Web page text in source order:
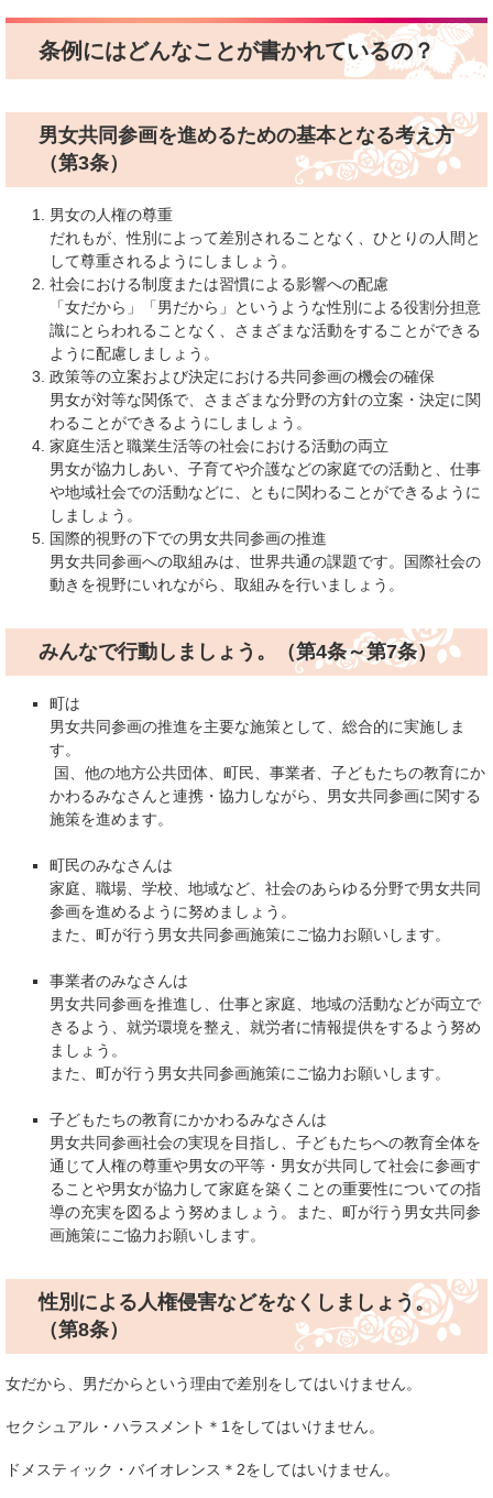
条例にはどんなことが書かれているの？
男女共同参画を進めるための基本となる考え方
（第3条）
男女の人権の尊重
だれもが、性別によって差別されることなく、ひとりの人間と
して尊重されるようにしましょう。
社会における制度または習慣による影響への配慮
「女だから」「男だから」というような性別による役割分担意
識にとらわれることなく、さまざまな活動をすることができる
ように配慮しましょう。
政策等の立案および決定における共同参画の機会の確保
男女が対等な関係で、さまざまな分野の方針の立案・決定に関
わることができるようにしましょう。
家庭生活と職業生活等の社会における活動の両立
男女が協力しあい、子育てや介護などの家庭での活動と、仕事
や地域社会での活動などに、ともに関わることができるように
しましょう。
国際的視野の下での男女共同参画の推進
男女共同参画への取組みは、世界共通の課題です。国際社会の
動きを視野にいれながら、取組みを行いましょう。
みんなで行動しましょう。（第4条～第7条）
町は
男女共同参画の推進を主要な施策として、総合的に実施しま
す。
​国、他の地方公共団体、町民、事業者、子どもたちの教育にか
かわるみなさんと連携・協力しながら、男女共同参画に関する
施策を進めます。
町民のみなさんは
家庭、職場、学校、地域など、社会のあらゆる分野で男女共同
参画を進めるように努めましょう。
また、町が行う男女共同参画施策にご協力お願いします。
事業者のみなさんは
男女共同参画を推進し、仕事と家庭、地域の活動などが両立で
きるよう、就労環境を整え、就労者に情報提供をするよう努め
ましょう。
また、町が行う男女共同参画施策にご協力お願いします。
子どもたちの教育にかかわるみなさんは
男女共同参画社会の実現を目指し、子どもたちへの教育全体を
通じて人権の尊重や男女の平等・男女が共同して社会に参画す
ることや男女が協力して家庭を築くことの重要性についての指
導の充実を図るよう努めましょう。また、町が行う男女共同参
画施策にご協力お願いします。
性別による人権侵害などをなくしましょう。
（第8条）
女だから、男だからという理由で差別をしてはいけません。
セクシュアル・ハラスメント＊1をしてはいけません。
ドメスティック・バイオレンス＊2をしてはいけません。